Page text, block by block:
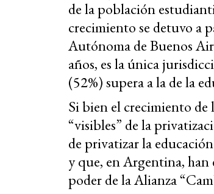
de la población
crecimiento se detuvo a
Autónoma de Buenos
años, es la única
(52%) supera a la de la
Si bien el crecimiento de
“visibles” de la
de privatizar la
y que, en Argentina,
poder de la Alianza